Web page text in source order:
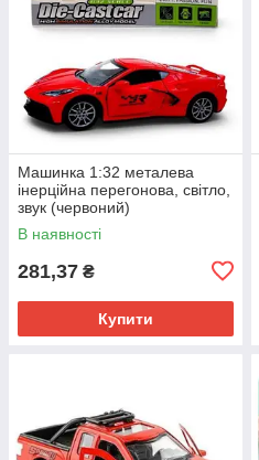
Машинка 1:32 металева
інерційна перегонова, світло,
звук (червоний)
В наявності
281,37 ₴
Купити